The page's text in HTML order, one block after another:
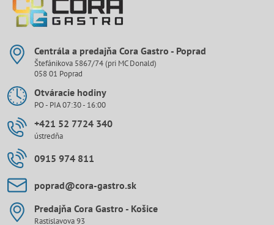
Centrála a predajňa Cora Gastro - Poprad
Štefánikova 5867/74 (pri MC Donald)
058 01 Poprad
Otváracie hodiny
PO - PIA 07:30 - 16:00
+421 52 7724 340
ústredňa
0915 974 811
poprad​@cora-gastro​.sk
Predajňa Cora Gastro - Košice
Rastislavova 93